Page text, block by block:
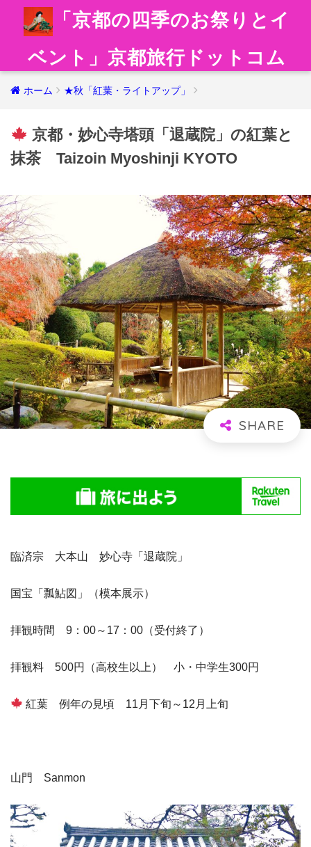
「京都の四季のお祭りとイ
ベント」京都旅行ドットコム
ホーム ★秋「紅葉・ライトアップ」
京都・妙心寺塔頭「退蔵院」の紅葉と
抹茶 Taizoin Myoshinji KYOTO
臨済宗 大本山 妙心寺「退蔵院」
国宝「瓢鮎図」（模本展示）
拝観時間 9：00～17：00（受付終了）
拝観料 500円（高校生以上） 小・中学生300円
紅葉 例年の見頃 11月下旬～12月上旬
山門 Sanmon